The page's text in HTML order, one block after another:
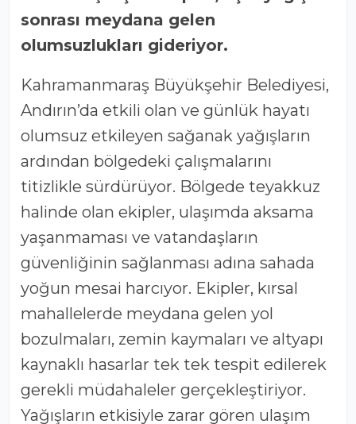
Büyükşehir Belediyesi, Andırın’da
etkili olan kuvvetli sağanak
yağışların izlerini silmek adına
imkânlarını seferber etti. Bölgede
titizlikle çalışan ekipler, aşırı yağış
sonrası meydana gelen
olumsuzlukları gideriyor.
Kahramanmaraş Büyükşehir Belediyesi,
Andırın’da etkili olan ve günlük hayatı
olumsuz etkileyen sağanak yağışların
ardından bölgedeki çalışmalarını
titizlikle sürdürüyor. Bölgede teyakkuz
halinde olan ekipler, ulaşımda aksama